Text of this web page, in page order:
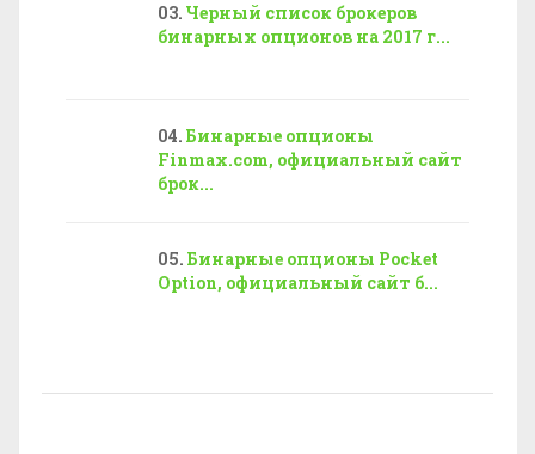
Черный список брокеров
бинарных опционов на 2017 г...
Бинарные опционы
Finmax.com, официальный сайт
брок...
Бинарные опционы Pocket
Option, официальный сайт б...